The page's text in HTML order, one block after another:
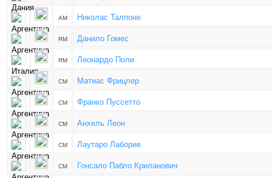
AM Николас Талпоне
RM Данило Гомес
RM Леонардо Поли
CM Матиас Фрицлер
CM Франко Пуссетто
CM Анхель Леон
CM Лаутаро Лаборие
CM Гонсало Пабло Криланович